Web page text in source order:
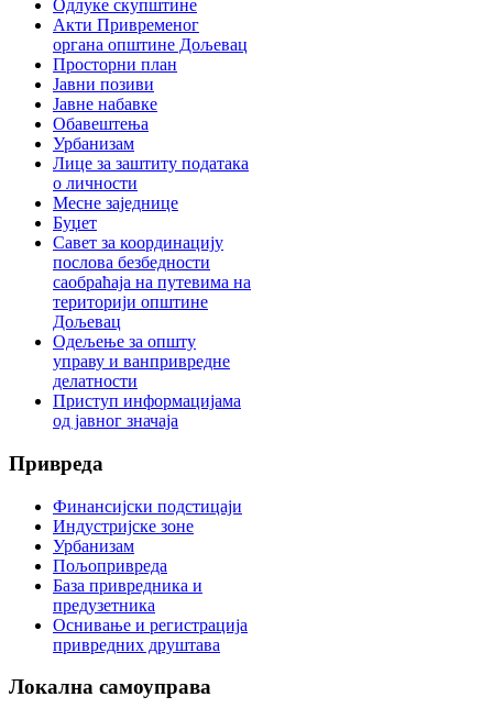
Одлуке скупштине
Акти Привременог
органа општине Дољевац
Просторни план
Јавни позиви
Јавне набавке
Обавештења
Урбанизам
Лице за заштиту података
о личности
Месне заједнице
Буџет
Савет за координацију
послова безбедности
саобраћаја на путевима на
територији општине
Дољевац
Одељење за општу
управу и ванпривредне
делатности
Приступ информацијама
од јавног значаја
Привреда
Финансијски подстицаји
Индустријске зоне
Урбанизам
Пољопривреда
База привредника и
предузетника
Оснивање и регистрација
привредних друштава
Локална самоуправа